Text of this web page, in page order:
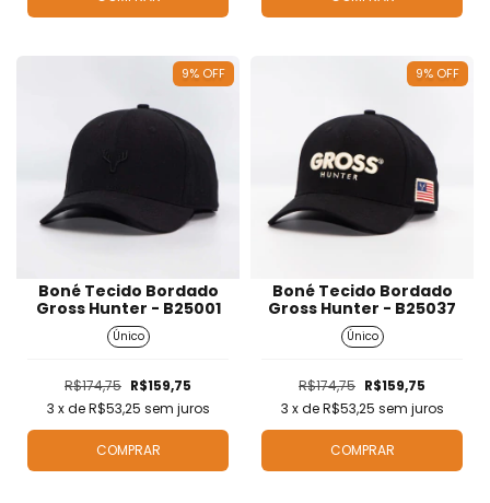
9% OFF
Boné Tecido Bordado
Gross Hunter - B25001
Único
R$174,75 R$159,75
3 x deR$53,25 sem juros
COMPRAR
9% OFF
Boné Tecido Bordado
Gross Hunter - B25037
Único
R$174,75 R$159,75
3 x deR$53,25 sem juros
COMPRAR